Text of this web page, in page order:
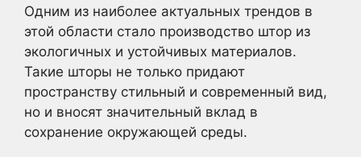
Одним из наиболее актуальных трендов в
этой области стало производство штор из
экологичных и устойчивых материалов.
Такие шторы не только придают
пространству стильный и современный вид,
но и вносят значительный вклад в
сохранение окружающей среды.